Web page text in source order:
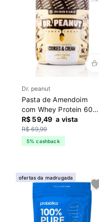
Dr. peanut
Pasta de Amendoim
com Whey Protein 600g
Dr Peanut Cookies
R$ 59,49 a vista
R$ 69,99
5% cashback
ofertas da madrugada